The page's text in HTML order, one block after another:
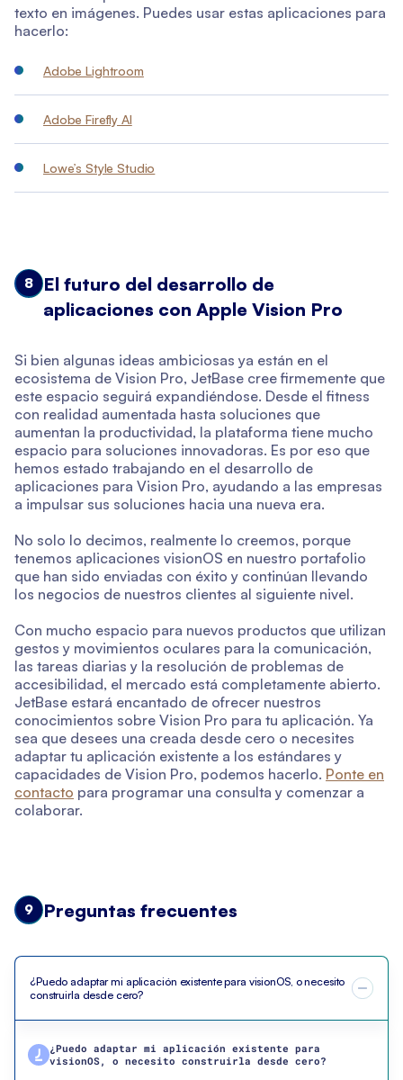
texto en imágenes. Puedes usar estas aplicaciones para
hacerlo:
Adobe Lightroom
Adobe Firefly AI
Lowe’s Style Studio
8
El futuro del desarrollo de
aplicaciones con Apple Vision Pro
Si bien algunas ideas ambiciosas ya están en el
ecosistema de Vision Pro, JetBase cree firmemente que
este espacio seguirá expandiéndose. Desde el fitness
con realidad aumentada hasta soluciones que
aumentan la productividad, la plataforma tiene mucho
espacio para soluciones innovadoras. Es por eso que
hemos estado trabajando en el desarrollo de
aplicaciones para Vision Pro, ayudando a las empresas
a impulsar sus soluciones hacia una nueva era.
No solo lo decimos, realmente lo creemos, porque
tenemos aplicaciones visionOS en nuestro portafolio
que han sido enviadas con éxito y continúan llevando
los negocios de nuestros clientes al siguiente nivel.
Con mucho espacio para nuevos productos que utilizan
gestos y movimientos oculares para la comunicación,
las tareas diarias y la resolución de problemas de
accesibilidad, el mercado está completamente abierto.
JetBase estará encantado de ofrecer nuestros
conocimientos sobre Vision Pro para tu aplicación. Ya
sea que desees una creada desde cero o necesites
adaptar tu aplicación existente a los estándares y
capacidades de Vision Pro, podemos hacerlo. Ponte en
contacto para programar una consulta y comenzar a
colaborar.
9 Preguntas frecuentes
¿Puedo adaptar mi aplicación existente para visionOS, o necesito
construirla desde cero?
¿Puedo adaptar mi aplicación existente para
visionOS, o necesito construirla desde cero?